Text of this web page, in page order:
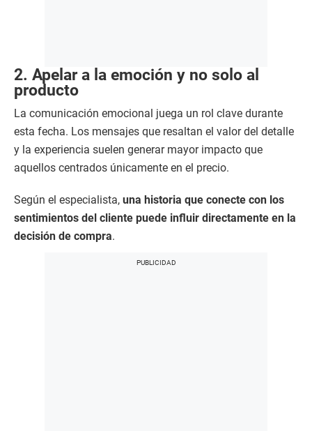
2. Apelar a la emoción y no solo al
producto
La comunicación emocional juega un rol clave durante
esta fecha. Los mensajes que resaltan el valor del detalle
y la experiencia suelen generar mayor impacto que
aquellos centrados únicamente en el precio.
Según el especialista, una historia que conecte con los
sentimientos del cliente puede influir directamente en la
decisión de compra.